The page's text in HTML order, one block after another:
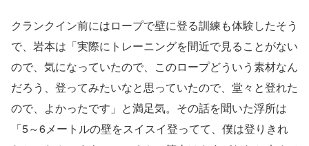
クランクイン前にはロープで壁に登る訓練も体験したそう
で、岩本は「実際にトレーニングを間近で見ることがない
ので、気になっていたので、このロープどういう素材なん
だろう、登ってみたいなと思っていたので、堂々と登れた
ので、よかったです」と満足気。その話を聞いた浮所は
「5～6メートルの壁をスイスイ登ってて、僕は登りきれ